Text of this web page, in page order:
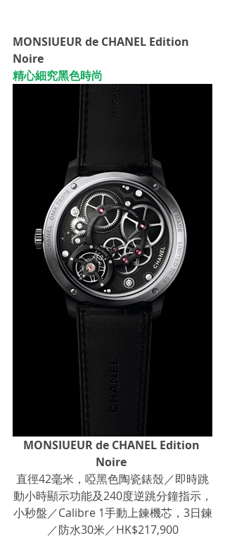
MONSIUEUR de CHANEL Edition
Noire
精心細究黑色時尚
MONSIUEUR de CHANEL Edition
Noire
直徑42毫米，啞黑色陶瓷錶殼／即時跳
動小時顯示功能及240度逆跳分鐘指示，
小秒盤／Calibre 1手動上鍊機芯，3日鍊
／防水30米／HK$217,900